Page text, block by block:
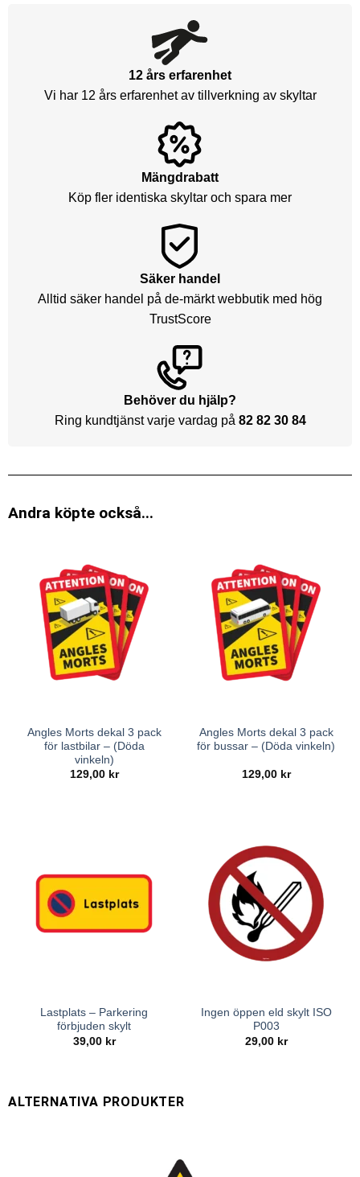
12 års erfarenhet
Vi har 12 års erfarenhet av tillverkning av skyltar
Mängdrabatt
Köp fler identiska skyltar och spara mer
Säker handel
Alltid säker handel på de-märkt webbutik med hög
TrustScore
Behöver du hjälp?
Ring kundtjänst varje vardag på 82 82 30 84
Andra köpte också...
Angles Morts dekal 3 pack
för lastbilar – (Döda
vinkeln)
129,00 kr
Angles Morts dekal 3 pack
för bussar – (Döda vinkeln)
129,00 kr
Lastplats – Parkering
förbjuden skylt
39,00 kr
Ingen öppen eld skylt ISO
P003
29,00 kr